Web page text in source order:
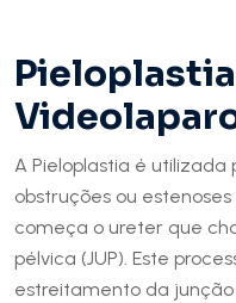
Pieloplastia
A Pieloplastia é
obstruções ou
começa o ureter que
pélvica (JUP). Este
estreitamento da